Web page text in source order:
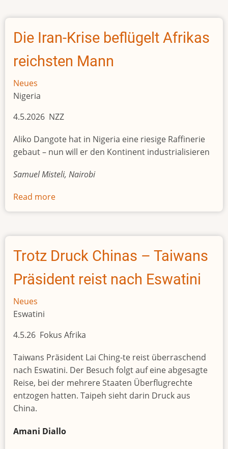
Jihadist
Afrikas
Die Iran-Krise beflügelt Afrikas
reichsten Mann
Neues
Nigeria
4.5.2026 NZZ
Aliko Dangote hat in Nigeria eine riesige Raffinerie
gebaut – nun will er den Kontinent industrialisieren
Samuel Misteli, Nairobi
Read more
Die
Krise
beflügelt
Afrikas
reichsten
Mann
Trotz Druck Chinas – Taiwans
Präsident reist nach Eswatini
Neues
Eswatini
4.5.26 Fokus Afrika
Taiwans Präsident Lai Ching-te reist überraschend
nach Eswatini. Der Besuch folgt auf eine abgesagte
Reise, bei der mehrere Staaten Überflugrechte
entzogen hatten. Taipeh sieht darin Druck aus
China.
Amani Diallo